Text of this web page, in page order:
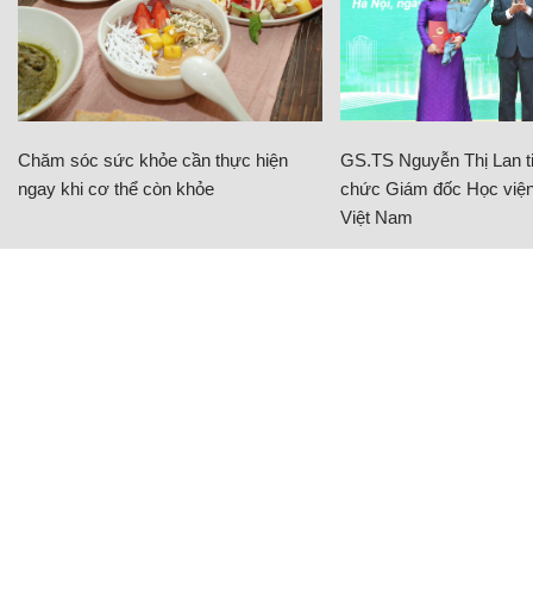
Chăm sóc sức khỏe cần thực hiện
ngay khi cơ thể còn khỏe
GS.TS Nguyễn Thị Lan
chức Giám đốc Học
Việt Nam